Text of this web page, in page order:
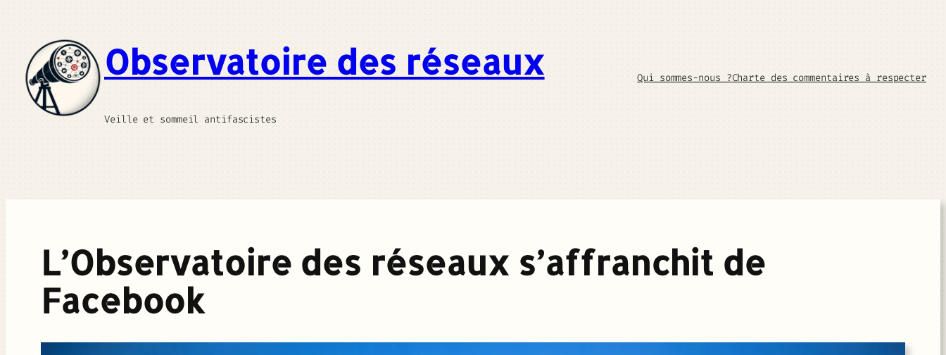
contenu
Observatoire des réseaux
Veille et sommeil antifascistes
Qui sommes-nous ?Charte des commentaires à respecter
L’Observatoire des réseaux s’affranchit de
Facebook